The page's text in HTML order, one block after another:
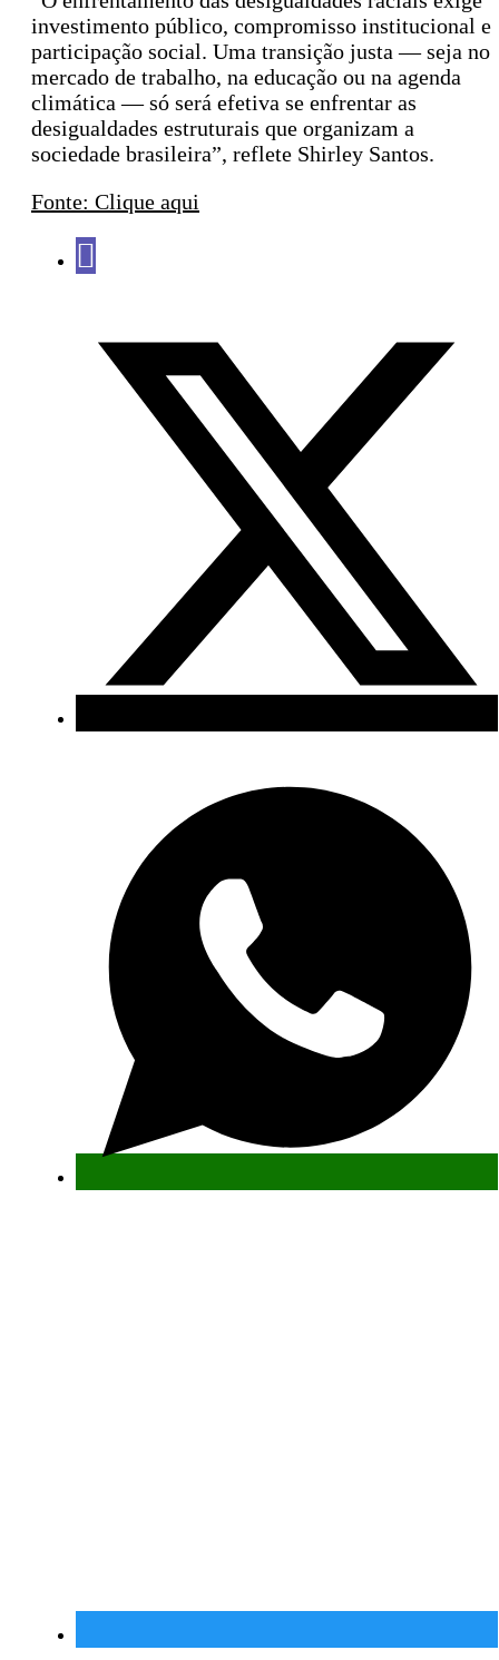
investimento público, compromisso institucional e
participação social. Uma transição justa — seja no
mercado de trabalho, na educação ou na agenda
climática — só será efetiva se enfrentar as
desigualdades estruturais que organizam a
sociedade brasileira”, reflete Shirley Santos.
Fonte: Clique aqui